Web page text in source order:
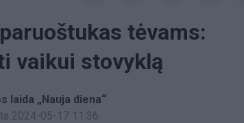
tėvams:
vaikui stovyklą
laida „Nauja diena“
2024-05-17 11:36